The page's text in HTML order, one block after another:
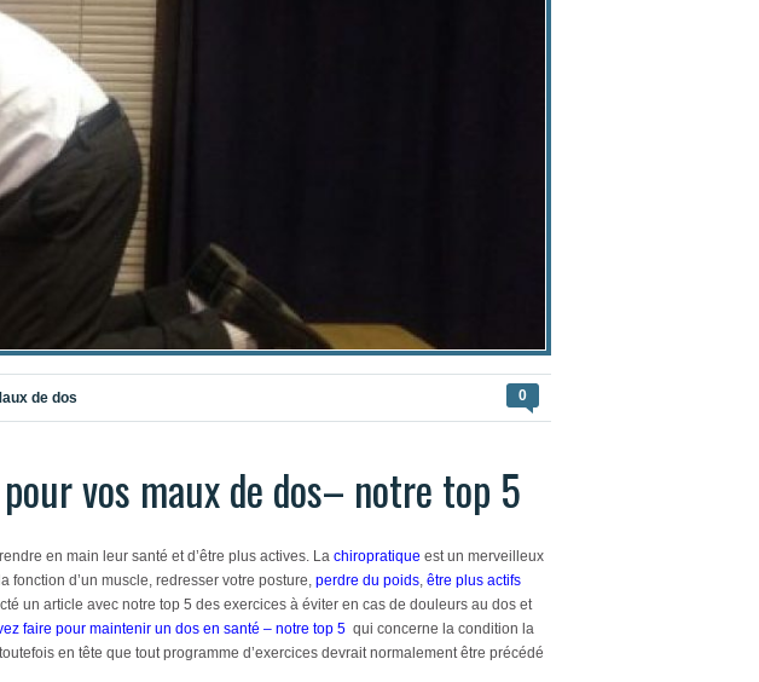
de dos 0
vos maux de dos– notre top 5
en main leur santé et d’être plus actives. La chiropratique est un merveilleux
d’un muscle, redresser votre posture, perdre du poids être plus actifs
un article avec notre top 5 des exercices à éviter en cas de douleurs au dos et
faire pour maintenir un dos en santé – notre top 5 qui concerne la condition la
toutefois en tête que tout programme d’exercices devrait normalement être précédé